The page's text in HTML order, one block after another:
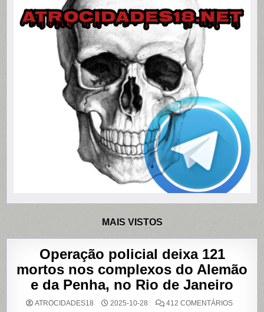
MAIS VISTOS
Operação policial deixa 121
mortos nos complexos do Alemão
e da Penha, no Rio de Janeiro
ATROCIDADES18 2025-10-28 412 COMENTÁRIOSEM